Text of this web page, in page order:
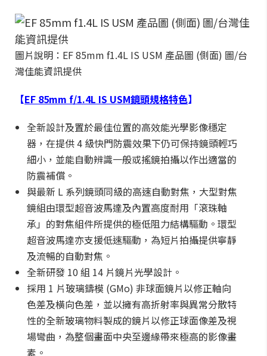
圖片說明：EF 85mm f1.4L IS USM 產品圖 (側面) 圖/台
灣佳能資訊提供
【EF 85mm f/1.4L IS USM鏡頭規格特色】
全新設計及置於最佳位置的高效能光學影像穩定
器，在提供 4 級快門防震效果下仍可保持鏡頭輕巧
細小，並能自動辨識一般或搖鏡拍攝以作出適當的
防震補償。
與最新 L 系列鏡頭同級的高速自動對焦，大型對焦
鏡組由環型超音波馬達及內置高度耐用「滾珠軸
承」的對焦組件所提供的極低阻力結構驅動。環型
超音波馬達亦支援低速驅動，為短片拍攝提供寧靜
及流暢的自動對焦。
全新研發 10 組 14 片鏡片光學設計。
採用 1 片玻璃鑄模 (GMo) 非球面鏡片以修正軸向
色差及橫向色差，並以擁有高折射率與異常分散特
性的全新玻璃物料製成的鏡片以修正球面像差及視
場彎曲，為整個畫面中央至邊緣帶來極高的影像畫
素。